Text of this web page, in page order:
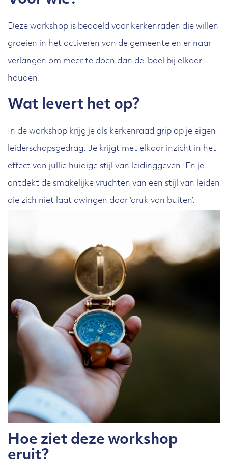
Deze workshop is bedoeld voor kerkenraden die willen
groeien in het activeren van de gemeente en er naar
verlangen om meer te doen dan de ‘boel bij elkaar
houden’.
Wat levert het op?
In de workshop krijg je als kerkenraad grip op je eigen
leiderschapsgedrag. Je krijgt met elkaar inzicht in het
effect van jullie huidige stijl van leidinggeven. En je
ontdekt de smakelijke vruchten van een stijl van leiden
die zich niet laat dwingen door ‘druk van buiten’.
Hoe ziet deze workshop
eruit?